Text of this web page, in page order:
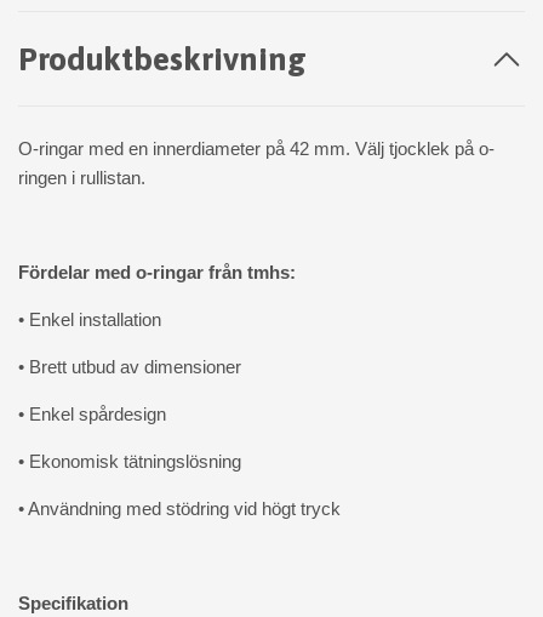
Produktbeskrivning
O-ringar med en innerdiameter på 42 mm. Välj tjocklek på o-
ringen i rullistan.
Fördelar med o-ringar från tmhs:
• Enkel installation
• Brett utbud av dimensioner
• Enkel spårdesign
• Ekonomisk tätningslösning
• Användning med stödring vid högt tryck
Specifikation